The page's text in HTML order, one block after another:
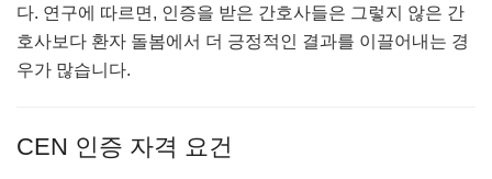
다. 연구에 따르면, 인증을 받은 간호사들은 그렇지 않은 간
호사보다 환자 돌봄에서 더 긍정적인 결과를 이끌어내는 경
우가 많습니다.
CEN 인증 자격 요건